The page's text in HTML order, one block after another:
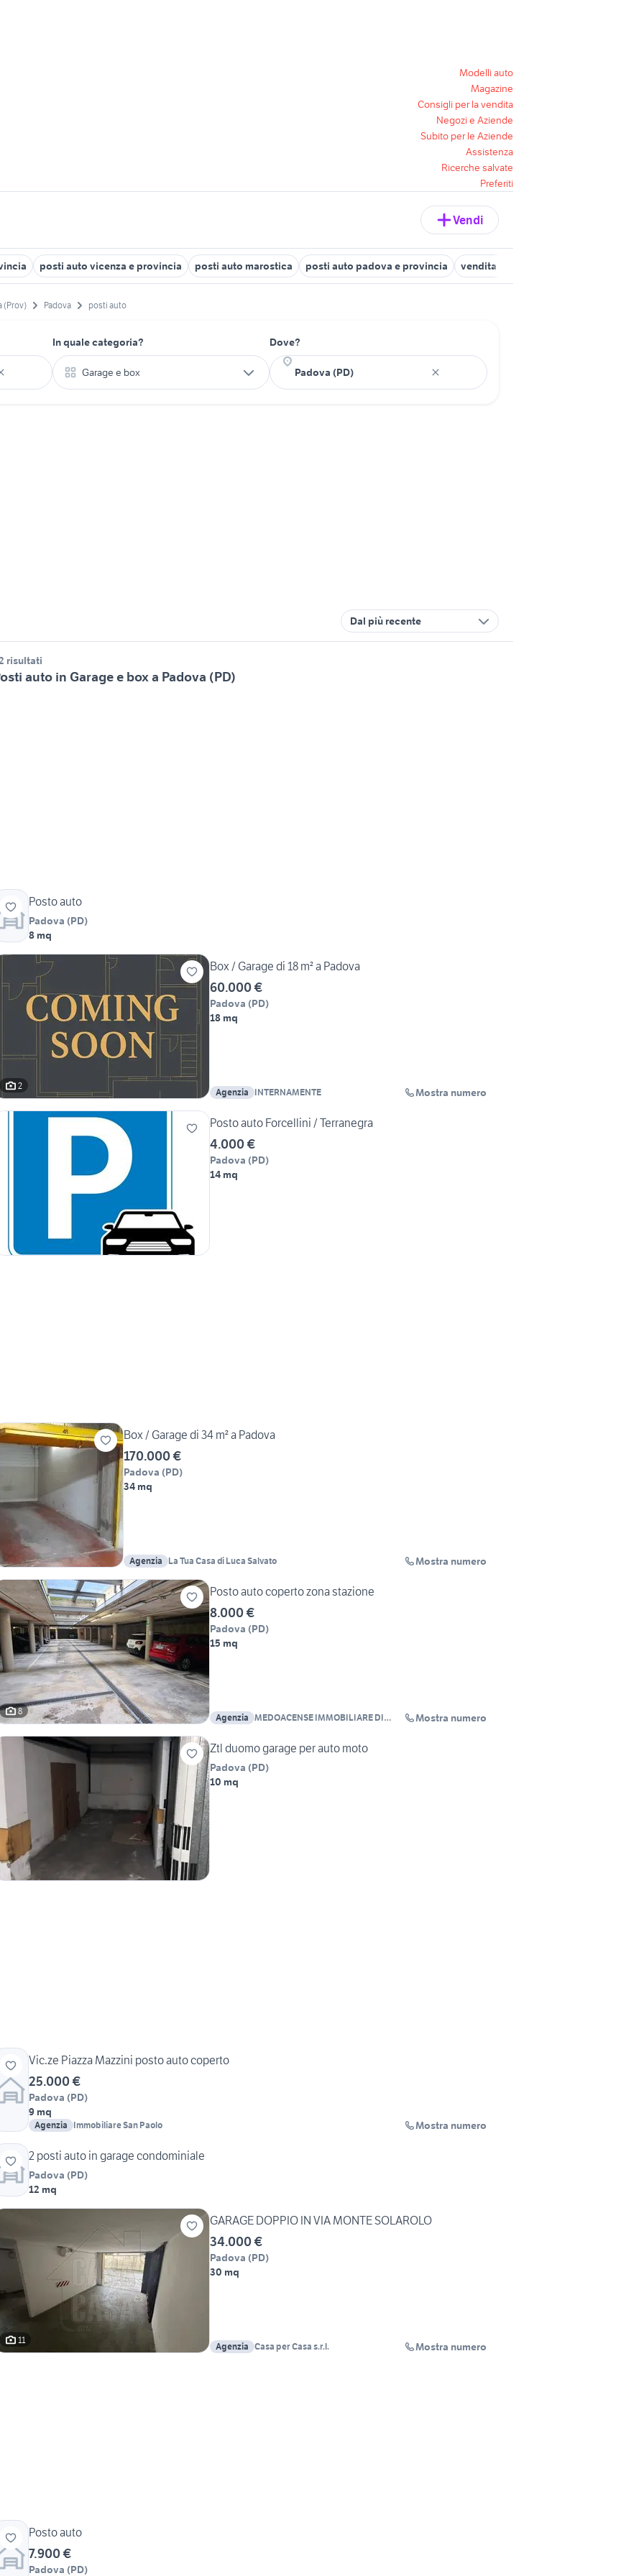
Modelli auto
Magazine
Consigli per la vendita
Negozi e Aziende
Subito per le Aziende
Assistenza
Ricerche salvate
Preferiti
Vendi
posti auto vicenza e provincia posti auto marostica posti auto padova e provincia vendita garage posti auto Venezia
(Prov) Padova posti auto
In quale categoria?
Garage e box
Dove?
Dal più recente
risultati
auto in Garage e box a Padova (PD)
Posto auto
Padova (PD)
8 mq
2
Box / Garage di 18 m² a Padova
60.000 €
Padova (PD)
18 mq
Agenzia INTERNAMENTE Mostra numero
Posto auto Forcellini / Terranegra
4.000 €
Padova (PD)
14 mq
Box / Garage di 34 m² a Padova
170.000 €
Padova (PD)
34 mq
Agenzia La Tua Casa di Luca Salvato Mostra numero
8
Posto auto coperto zona stazione
8.000 €
Padova (PD)
15 mq
Agenzia MEDOACENSE IMMOBILIARE DI
Mostra numero
Ztl duomo garage per auto moto
Padova (PD)
10 mq
Vic.ze Piazza Mazzini posto auto coperto
25.000 €
Padova (PD)
9 mq
Agenzia Immobiliare San Paolo Mostra numero
2 posti auto in garage condominiale
Padova (PD)
12 mq
11
GARAGE DOPPIO IN VIA MONTE SOLAROLO
34.000 €
Padova (PD)
30 mq
Agenzia Casa per Casa s.r.l. Mostra numero
Posto auto
7.900 €
Padova (PD)